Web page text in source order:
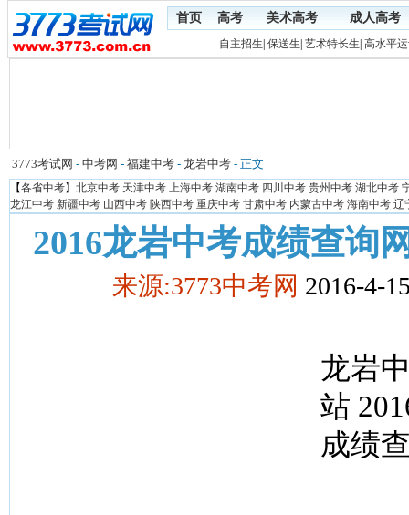
首页 高考 美术高考 成人高考
自主招生 保送生 艺术特长生 高水平
3773考试网 - 中考网 - 福建中考 - 龙岩中考 - 正文
【各省中考】 北京中考 天津中考 上海中考 湖南中考 四川中考 贵州中考 湖北中考
龙江中考 新疆中考 山西中考 陕西中考 重庆中考 甘肃中考 内蒙古中考 海南中考 辽
2016龙岩中考成绩查询
来源:3773中考网 2016-4-
龙岩
站
成绩